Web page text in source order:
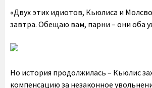
«Двух этих идиотов, Кьюлиса и
завтра. Обещаю вам, парни – они оба
Но история продолжилась – Кьюлис
компенсацию за незаконное